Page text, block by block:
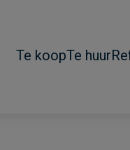
Te koopTe huur